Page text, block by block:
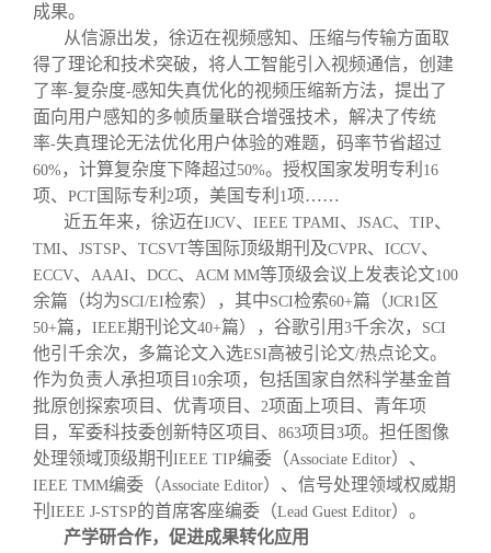
成果。
从信源出发，徐迈在视频感知、压缩与传输方面取
得了理论和技术突破，将人工智能引入视频通信，创建
了率-复杂度-感知失真优化的视频压缩新方法，提出了
面向用户感知的多帧质量联合增强技术，解决了传统
率-失真理论无法优化用户体验的难题，码率节省超过
60% ，计算复杂度下降超过50%。授权国家发明专利 16
项、 PCT 国际专利 2项，美国专利 1项……
近五年来，徐迈在IJCV、 IEEE TPAMI、 JSAC、 TIP、
TMI、 JSTSP、 TCSVT等国际顶级期刊及CVPR、 ICCV、
ECCV、 AAAI、 DCC、 ACM MM等顶级会议上发表论文100
余篇（均为SCI/EI检索），其中SCI检索60+篇（JCR1 区
50+篇， IEEE期刊论文40+篇），谷歌引用 3千余次， SCI
他引千余次，多篇论文入选ESI高被引论文/热点论文。
作为负责人承担项目 10余项，包括国家自然科学基金首
批原创探索项目、优青项目、 2项面上项目、青年项
目，军委科技委创新特区项目、 863项目 3项。担任图像
处理领域顶级期刊 IEEE TIP编委（Associate Editor）、
IEEE TMM编委（Associate Editor）、信号处理领域权威期
刊 IEEE J-STSP的首席客座编委（Lead Guest Editor）。
产学研合作，促进成果转化应用